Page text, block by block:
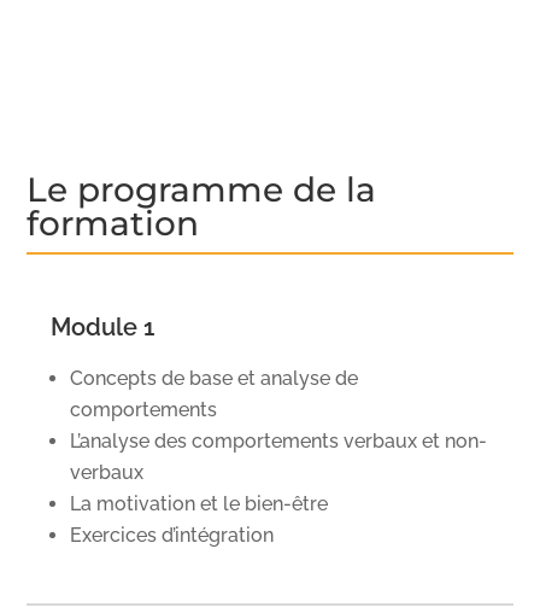
Le programme de la
formation
Module 1
Concepts de base et analyse de
comportements
L’analyse des comportements verbaux et non-
verbaux
La motivation et le bien-être
Exercices d’intégration